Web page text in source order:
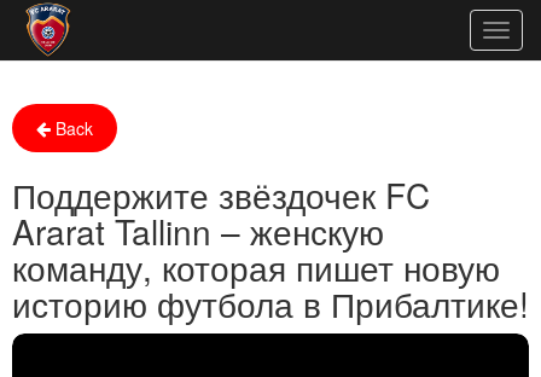
Back
Поддержите звёздочек FC
Ararat Tallinn – женскую
команду, которая пишет новую
историю футбола в Прибалтике!